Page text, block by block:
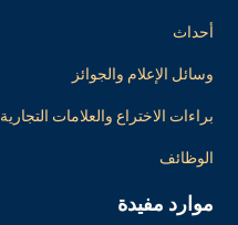
أحداث
وسائل الإعلام والجوائز
براءات الاختراع والعلامات التجارية
الوظائف
موارد مفيدة